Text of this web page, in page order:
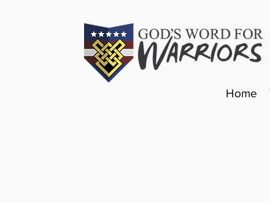
Home